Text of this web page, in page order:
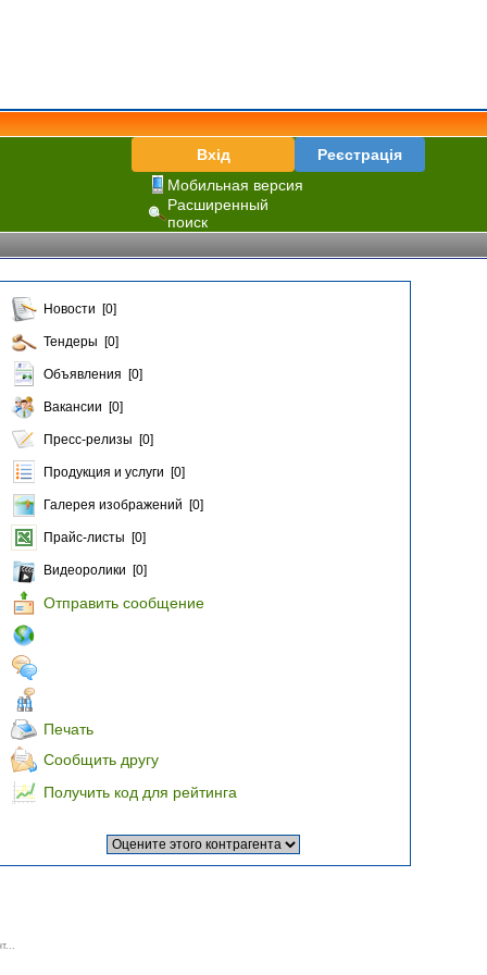
Вхід
Реєстрація
Мобильная версия
Расширенный
поиск
Новости [0]
Тендеры [0]
Объявления [0]
Вакансии [0]
Пресс-релизы [0]
Продукция и услуги [0]
Галерея изображений [0]
Прайс-листы [0]
Видеоролики [0]
Отправить сообщение
Печать
Сообщить другу
Получить код для рейтинга